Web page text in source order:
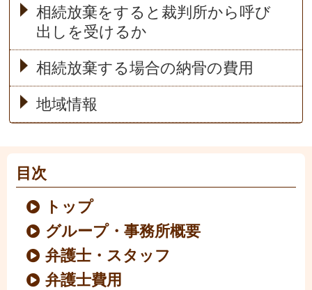
相続放棄をすると裁判所から呼び
出しを受けるか
相続放棄する場合の納骨の費用
地域情報
目次
トップ
グループ・事務所概要
弁護士・スタッフ
弁護士費用